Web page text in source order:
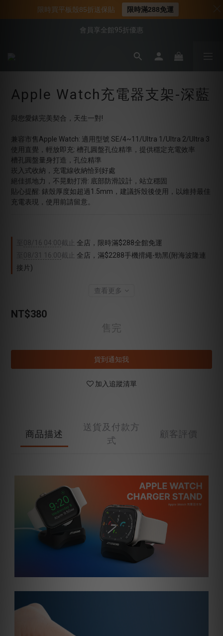
📍新客首購現折$50｜加入會員立即領取
📌年中下殺 手機殼3折起
會員享全館95折優惠
📍新客首購現折$50｜加入會員立即領取
Apple Watch充電器支架-深藍
與您愛錶完美契合，天生一對!
兼容市售Apple Watch: 適用型號 SE/4~11/Ultra 1/Ultra 2/Ultra 3
使用直覺，輕放即充: 槽孔圓盤孔位精準，提供穩定充電效率
槽孔圓盤量身打造，孔位精準
崁入式收納，充電線收納恰到好處
絕佳抓地力，不晃動打滑: 底部防滑設計，站立穩固
貼心提醒: 錶殼厚度如超過1.5mm，建議拆殼後使用，以維持最佳
充電表現，使用前請留意。
08/16 04:00截止
全店，限時滿$288全館免運
08/31 16:00截止
全店，滿$2288手機揹繩-勁黑(附海波隆連
接片)
查看更多
NT$380
售完
貨到通知我
加入追蹤清單
商品描述
送貨及付款方
式
顧客評價
限時買平板殼85折送保貼 限時滿288免運